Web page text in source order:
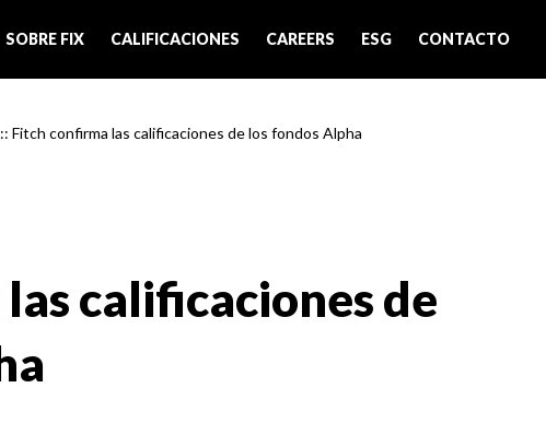
SOBRE FIX CALIFICACIONES CAREERS ESG CONTACTO
Fitch confirma las calificaciones de los fondos Alpha
calificaciones de